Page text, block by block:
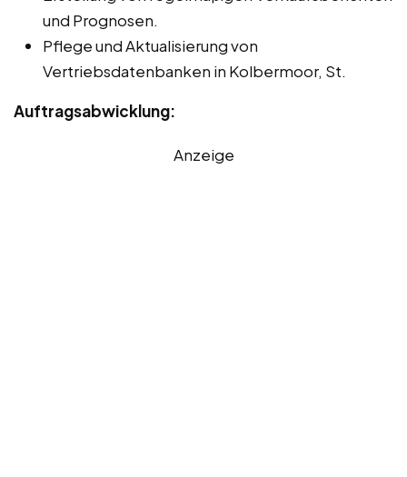
und Prognosen.
Pflege und Aktualisierung von
Vertriebsdatenbanken in Kolbermoor, St.
Auftragsabwicklung:
Anzeige